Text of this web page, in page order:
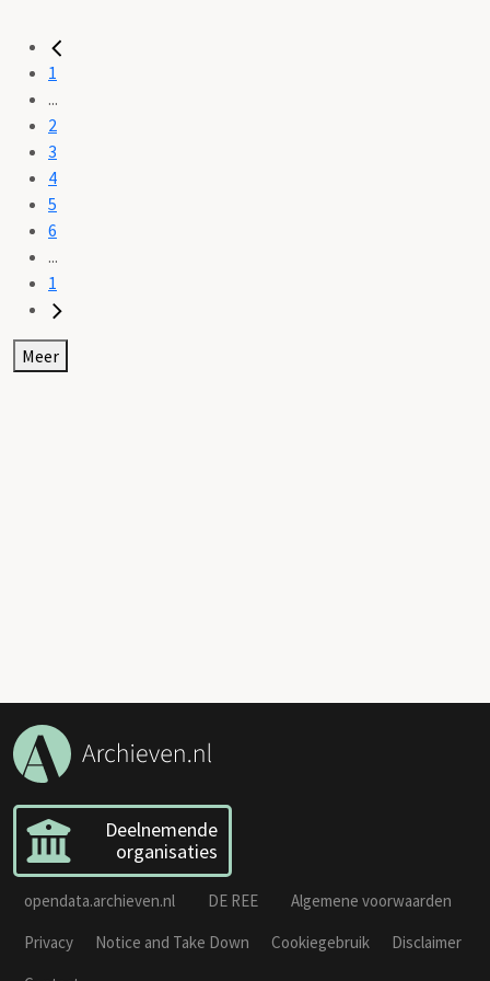
1
...
2
3
4
5
6
...
1
Meer
Deelnemende
organisaties
opendata.archieven.nl DE REE
Algemene voorwaarden
Privacy
Notice and Take Down Cookiegebruik
Disclaimer